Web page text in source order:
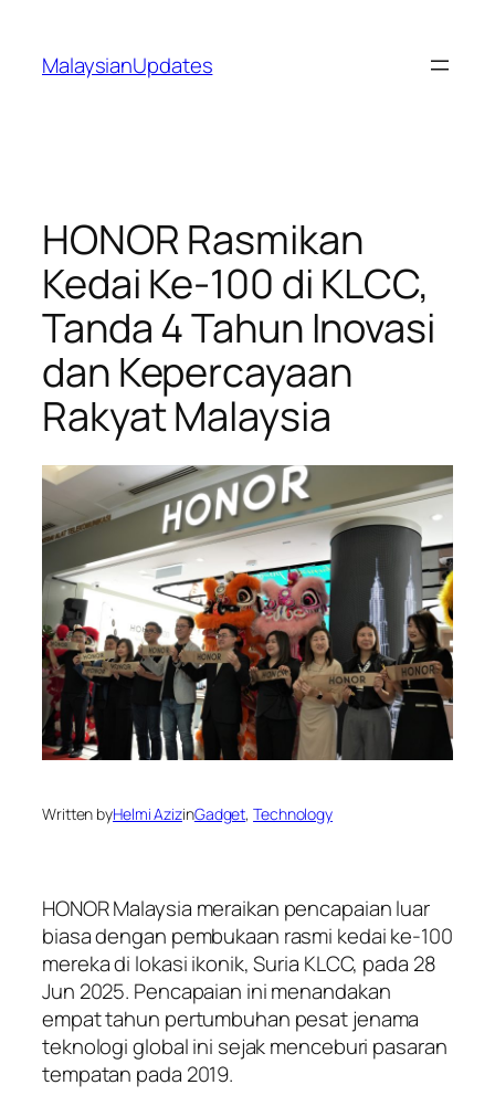
content
MalaysianUpdates
HONOR Rasmikan
Kedai Ke-100 di KLCC,
Tanda 4 Tahun Inovasi
dan Kepercayaan
Rakyat Malaysia
Written byHelmi AzizinGadget, Technology
HONOR Malaysia meraikan pencapaian luar
biasa dengan pembukaan rasmi kedai ke-100
mereka di lokasi ikonik, Suria KLCC, pada 28
Jun 2025. Pencapaian ini menandakan
empat tahun pertumbuhan pesat jenama
teknologi global ini sejak menceburi pasaran
tempatan pada 2019.